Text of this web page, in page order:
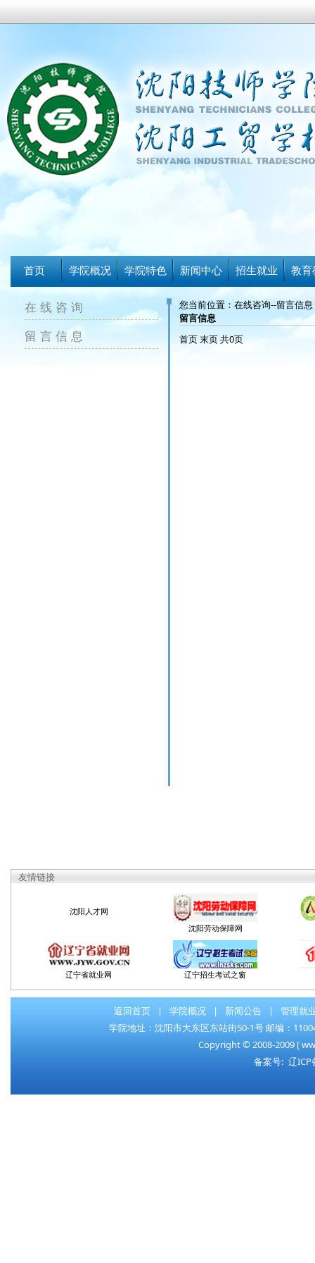
首页 学院概况 学院特色 新闻中心 招生就业 教育
在线咨询
留言信息
您当前位置：在线咨询--留言信息
留言信息
首页末页共0页
友情链接
沈阳人才网
沈阳劳动保障网
辽宁省就业网 辽宁招生考试之窗
返回首页 | 学院概况 | 新闻公告 |
管理就
学院地址：沈阳市大东区东站街50-1号 邮编：
Copyright © 2008-2009 [
备案号: 辽ICP